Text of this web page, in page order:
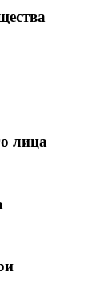
лица